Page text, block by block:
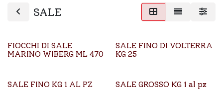
SALE
FIOCCHI DI SALE
MARINO WIBERG ML 470
SALE FINO DI VOLTERRA
KG 25
SALE FINO KG 1 AL PZ SALE GROSSO KG 1 al pz